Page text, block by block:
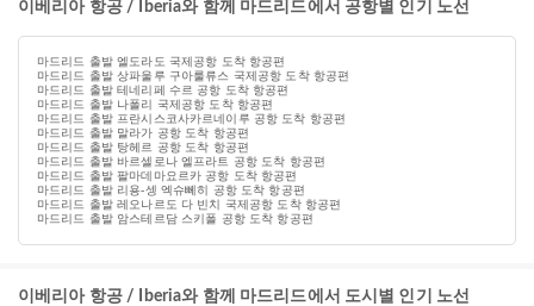
이베리아 항공 / Iberia와 함께 마드리드에서 공항별 인기 노선
마드리드 출발 엘도라도 국제공항 도착 항공편
마드리드 출발 상파울루 구아룰류스 국제공항 도착 항공편
마드리드 출발 테네리페 수르 공항 도착 항공편
마드리드 출발 나폴리 국제공항 도착 항공편
마드리드 출발 프란시스코사카르네이루 공항 도착 항공편
마드리드 출발 말라가 공항 도착 항공편
마드리드 출발 탕헤르 공항 도착 항공편
마드리드 출발 바르셀로나 엘프라트 공항 도착 항공편
마드리드 출발 팔마데마요르카 공항 도착 항공편
마드리드 출발 리용-셍 엑슈뻬히 공항 도착 항공편
마드리드 출발 레오나르도 다 빈치 국제공항 도착 항공편
마드리드 출발 암스테르담 스키폴 공항 도착 항공편
이베리아 항공 / Iberia와 함께 마드리드에서 도시별 인기 노선